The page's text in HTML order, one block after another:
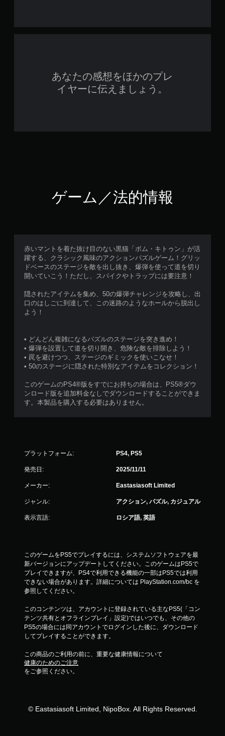
あなたの感想をほかのプレ
イヤーに伝えましょう。
ゲーム／法的情報
赤いマントを着た抜け目のない黒猫「ボム・キトゥン」が活
躍する、クラシック風味のアクションパズルゲーム！グリッ
ドベースのステージを敵を出し抜き、爆弾を使って道を切り
開いていこう！ただし、スパイクやトラップには要注意！
隠されたアイテムを集め、50の爆弾チャレンジを攻略し、出
口のはしごに到達して、この迷路のようなホールから脱出し
よう！
• どんどん複雑になるパズルのステージを突き進め！
• 爆弾を設置して道を切り開き、危険な敵を排除しよう！
• 罠を避けつつ、ステージのギミックを使いこなせ！
• 50のステージに隠された特別なアイテムをコレクション！
このゲームのPS4®版をすでにお持ちの場合は、PS5®ダウ
ンロード版を追加料金なしでダウンロードすることができま
す。本製品を購入する必要はありません。
プラットフォーム: PS4, PS5
発売日: 2025/11/11
メーカー: Eastasiasoft Limited
ジャンル: アクション, パズル, カジュアル
表示言語: ロシア語, 英語
このゲームをPS5でプレイするには、システムソフトウェアを最
新バージョンにアップデートしてください。このゲームはPS5で
プレイできますが、PS4で利用できる機能の一部はPS5では利用
できない場合があります。詳細については PlayStation.com/bc を
参照してください。
このコンテンツは、アカウントに登録されている主なPS5(「コン
テンツ共有とオフラインプレイ」設定)ではいつでも、その他の
PS5の場合には同アカウントでログインした後に、ダウンロード
してプレイすることができます。
この商品のご利用の前に、重要な健康情報について
健康のためのご注意
をご参照ください。
© Eastasiasoft Limited, NipoBox. All Rights Reserved.